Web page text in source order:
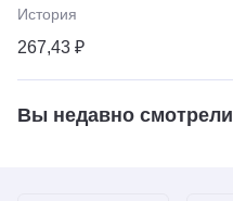
История
267,43 ₽
Вы недавно смотрели